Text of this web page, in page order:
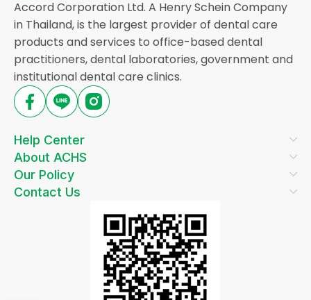
Accord Corporation Ltd. A Henry Schein Company
in Thailand, is the largest provider of dental care
products and services to office-based dental
practitioners, dental laboratories, government and
institutional dental care clinics.
Help Center
About ACHS
Our Policy
Contact Us